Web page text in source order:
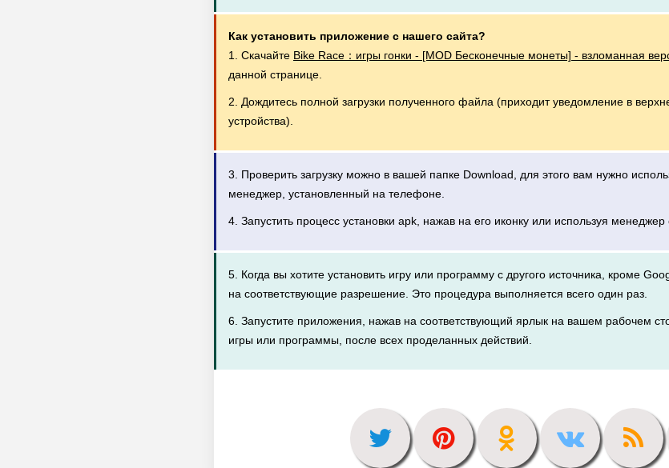
Как установить приложение с нашего сайта?
1. Скачайте Bike Race：игры гонки - [MOD Бесконечные монеты] - взломанная
данной странице.
2. Дождитесь полной загрузки полученного файла (приходит уведомление в
устройства).
3. Проверить загрузку можно в вашей папке Download, для этого вам нужно
менеджер, установленный на телефоне.
4. Запустить процесс установки apk, нажав на его иконку или используя менеджер
5. Когда вы хотите установить игру или программу с другого источника, кроме
на соответствующие разрешение. Это процедура выполняется всего один раз.
6. Запустите приложения, нажав на соответствующий ярлык на вашем рабочем
игры или программы, после всех проделанных действий.